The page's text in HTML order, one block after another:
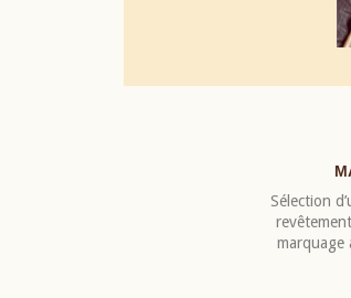
Sélection
marquage